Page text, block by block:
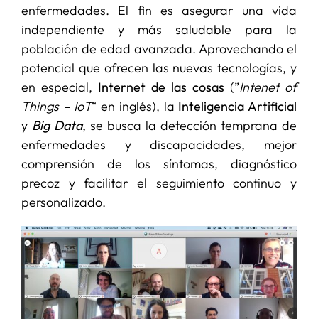
enfermedades. El fin es asegurar una vida
independiente y más saludable para la
población de edad avanzada. Aprovechando el
potencial que ofrecen las nuevas tecnologías, y
en especial, Internet de las cosas (”Intenet of
Things – IoT“ en inglés), la Inteligencia Artificial
y Big Data, se busca la detección temprana de
enfermedades y discapacidades, mejor
comprensión de los síntomas, diagnóstico
precoz y facilitar el seguimiento continuo y
personalizado.